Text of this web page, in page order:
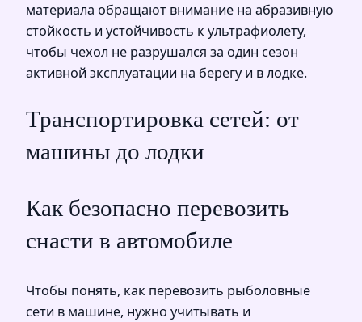
материала обращают внимание на абразивную
стойкость и устойчивость к ультрафиолету,
чтобы чехол не разрушался за один сезон
активной эксплуатации на берегу и в лодке.
Транспортировка сетей: от
машины до лодки
Как безопасно перевозить
снасти в автомобиле
Чтобы понять, как перевозить рыболовные
сети в машине, нужно учитывать и